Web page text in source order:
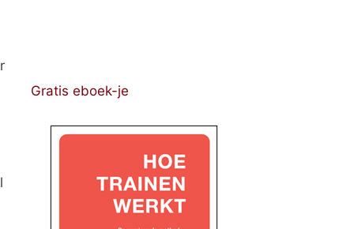
Gratis eboek-je